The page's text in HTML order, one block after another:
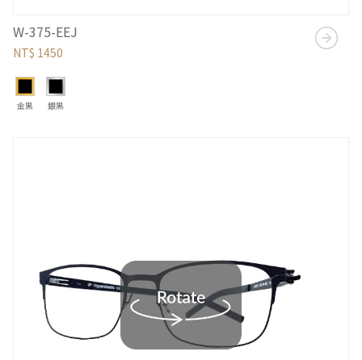
W-375-EEJ
NT$ 1450
金黑 銀黑